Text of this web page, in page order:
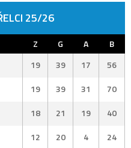
25/26
Z G A
B
19 39 17
56
19 39 31
70
18 21 19
40
12 20 4
24